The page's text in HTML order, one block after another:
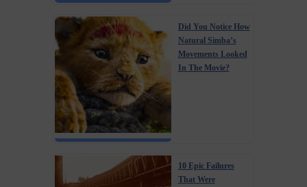
Did You Notice How
Natural Simba’s
Movements Looked
In The Movie?
10 Epic Failures
That Were